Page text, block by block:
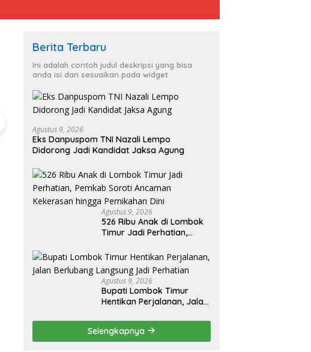
Bupati Lombok Timur Hentikan
Langsung Jadi Perhatian
Kapolres Belitung Timur Kawal
Masyarakat Penambang
Timah di lokasi Halaman
Kantor Operasional PT.Timah
Kecamatan Gantung.
Berita Terbaru
Ini adalah contoh judul deskripsi yang bisa
anda isi dan sesuaikan pada widget
Agustus 9, 2026
Eks Danpuspom TNI Nazali Lempo
Didorong Jadi Kandidat Jaksa Agung
Agustus 9, 2026
526 Ribu Anak di Lombok
Timur Jadi Perhatian,
Kekerasan hingga
Pernikahan Dini
Agustus 9, 2026
Bupati Lombok Timur
Hentikan Perjalanan, Jalan
Perhatian
Selengkapnya